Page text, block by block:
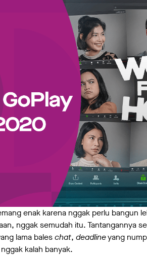
enak karena nggak perlu bangun
nggak semudah itu. Tantangannya
lama baleschat, deadlineyang
kalah banyak.